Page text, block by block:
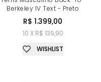
Berkeley IV Text - Preto
R$ 1.399,00
10 X R$ 139,90
WISHLIST